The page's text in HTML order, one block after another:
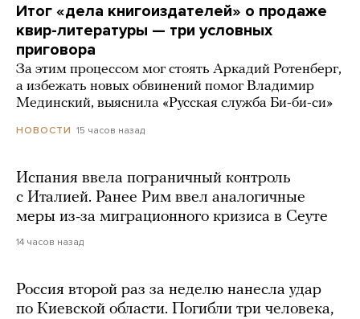
Итог «дела книгоиздателей» о продаже
квир-литературы — три условных
приговора
За этим процессом мог стоять Аркадий Ротенберг,
а избежать новых обвинений помог Владимир
Мединский, выяснила «Русская служба Би-би-си»
НОВОСТИ 15 часов назад
Испания ввела пограничный контроль
с Италией. Ранее Рим ввел аналогичные
меры из-за миграционного кризиса в Сеуте
14 часов назад
Россия второй раз за неделю нанесла удар
по Киевской области. Погибли три человека,